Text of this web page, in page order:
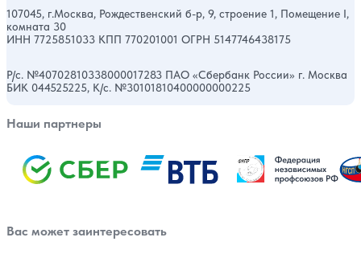
107045, г.Москва, Рождественский б-р, 9, строение 1, Помещение I,
комната 30
ИНН 7725851033 КПП 770201001 ОГРН 5147746438175
Р/с. №40702810338000017283 ПАО «Сбербанк России» г. Москва
БИК 044525225, К/с. №30101810400000000225
Наши партнеры
Вас может заинтересовать